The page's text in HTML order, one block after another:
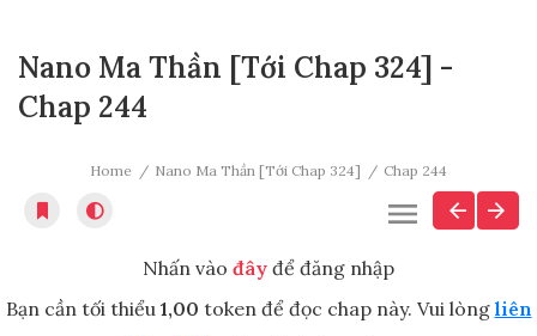
Nano Ma Thần [Tới Chap 324] -
Chap 244
Home Nano Ma Thần [Tới Chap 324] Chap 244
Nhấn vào đây để đăng nhập
Bạn cần tối thiểu 1,00 token để đọc chap này. Vui lòng liên